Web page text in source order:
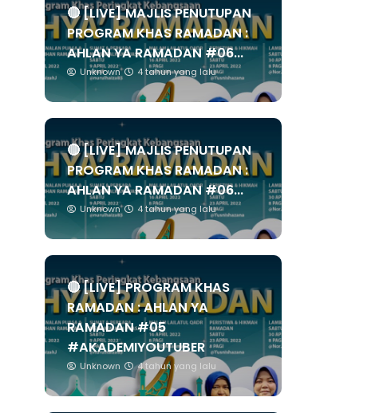
🔴 [LIVE] MAJLIS PENUTUPAN
PROGRAM KHAS RAMADAN :
AHLAN YA RAMADAN #06...
Unknown 4 tahun yang lalu
🔴 [LIVE] MAJLIS PENUTUPAN
PROGRAM KHAS RAMADAN :
AHLAN YA RAMADAN #06...
Unknown 4 tahun yang lalu
🔴 [LIVE] PROGRAM KHAS
RAMADAN : AHLAN YA
RAMADAN #05
#AKADEMIYOUTUBER
Unknown 4 tahun yang lalu